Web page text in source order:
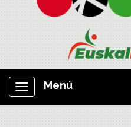
Mostrar/ocultar
navegación
Menú